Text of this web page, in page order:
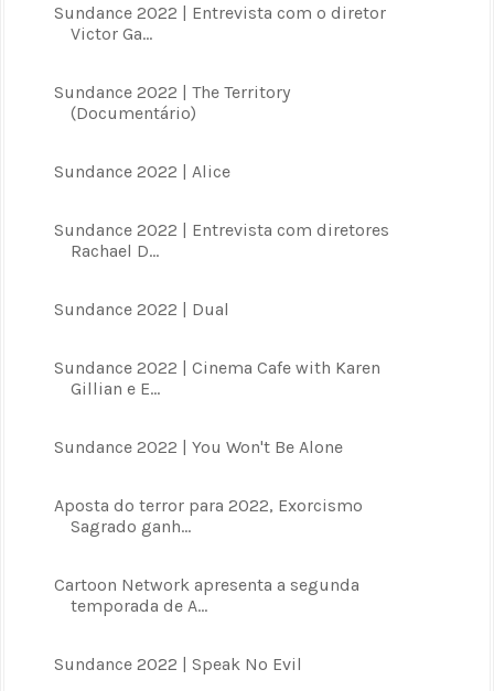
Sundance 2022 | Entrevista com o diretor
Victor Ga...
Sundance 2022 | The Territory
(Documentário)
Sundance 2022 | Alice
Sundance 2022 | Entrevista com diretores
Rachael D...
Sundance 2022 | Dual
Sundance 2022 | Cinema Cafe with Karen
Gillian e E...
Sundance 2022 | You Won't Be Alone
Aposta do terror para 2022, Exorcismo
Sagrado ganh...
Cartoon Network apresenta a segunda
temporada de A...
Sundance 2022 | Speak No Evil